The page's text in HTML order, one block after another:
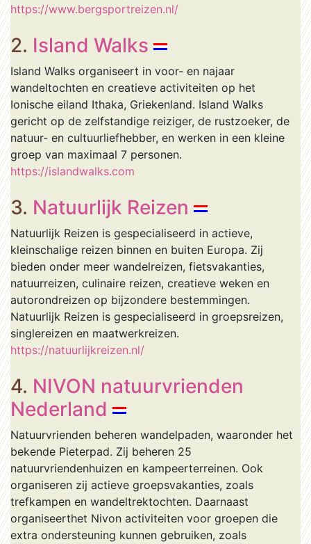
https://www.bergsportreizen.nl/
2. Island Walks
Island Walks organiseert in voor- en najaar
wandeltochten en creatieve activiteiten op het
Ionische eiland Ithaka, Griekenland. Island Walks
gericht op de zelfstandige reiziger, de rustzoeker, de
natuur- en cultuurliefhebber, en werken in een kleine
groep van maximaal 7 personen.
https://islandwalks.com
3. Natuurlijk Reizen
Natuurlijk Reizen is gespecialiseerd in actieve,
kleinschalige reizen binnen en buiten Europa. Zij
bieden onder meer wandelreizen, fietsvakanties,
natuurreizen, culinaire reizen, creatieve weken en
autorondreizen op bijzondere bestemmingen.
Natuurlijk Reizen is gespecialiseerd in groepsreizen,
singlereizen en maatwerkreizen.
https://natuurlijkreizen.nl/
4. NIVON natuurvrienden
Nederland
Natuurvrienden beheren wandelpaden, waaronder het
bekende Pieterpad. Zij beheren 25
natuurvriendenhuizen en kampeerterreinen. Ook
organiseren zij actieve groepsvakanties, zoals
trefkampen en wandeltrektochten. Daarnaast
organiseerthet Nivon activiteiten voor groepen die
extra ondersteuning kunnen gebruiken, zoals